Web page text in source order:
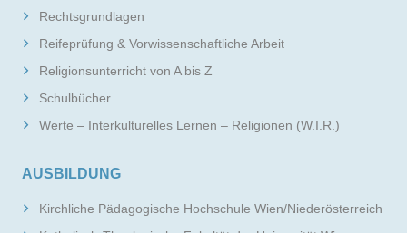
Rechtsgrundlagen
Reifeprüfung & Vorwissenschaftliche Arbeit
Religionsunterricht von A bis Z
Schulbücher
Werte – Interkulturelles Lernen – Religionen (W.I.R.)
AUSBILDUNG
Kirchliche Pädagogische Hochschule Wien/Niederösterreich